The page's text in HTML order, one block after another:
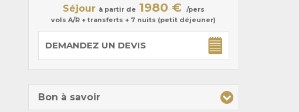
Séjour à partir de 1980 € /pers
vols A/R + transferts + 7 nuits (petit déjeuner)
DEMANDEZ UN DEVIS
Bon à savoir